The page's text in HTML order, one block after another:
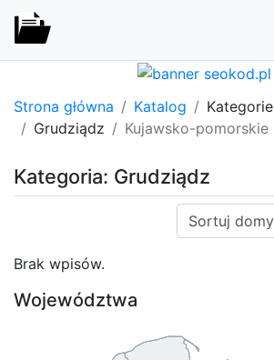
Strona główna Katalog Kategorie
Grudziądz
Kujawsko-pomorskie
Kategoria: Grudziądz
Sortuj:
Brak wpisów.
Województwa